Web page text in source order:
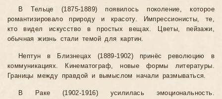
В Тельце (1875-1889) появилось поколение, которое
романтизировало природу и красоту. Импрессионисты, те,
кто видел искусство в простых вещах. Цветы, пейзажи,
обычная жизнь стали темой для картин.
Нептун в Близнецах (1889-1902) принёс революцию в
коммуникациях. Кинематограф, новые формы литературы.
Границы между правдой и вымыслом начали размываться.
В Раке (1902-1916) усилилась эмоциональность.